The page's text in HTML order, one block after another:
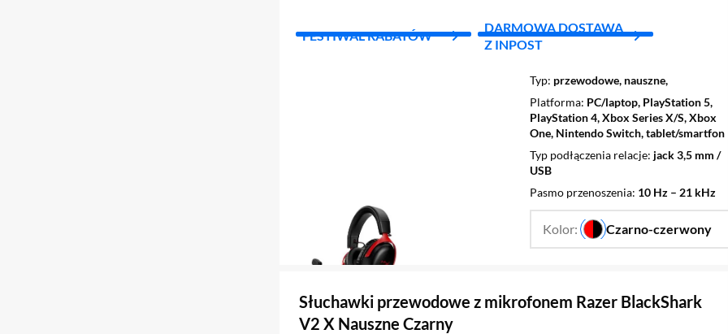
FESTIWAL RABATÓW
DARMOWA DOSTAWA
Z INPOST
Typ przewodowe, nauszne,
Platforma PC/laptop, PlayStation 5,
PlayStation 4, Xbox Series X/S, Xbox
One, Nintendo Switch, tablet/smartfon
Typ podłączenia relacje jack 3,5 mm /
USB
Pasmo przenoszenia 10 Hz – 21 kHz
Kolor: Czarno-czerwony
Słuchawki przewodowe z mikrofonem Razer BlackShark
V2 X Nauszne Czarny